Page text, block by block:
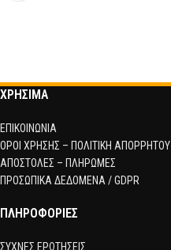
ΧΡΗΣΙΜΑ
ΕΠΙΚΟΙΝΩΝΙΑ
ΟΡΟΙ ΧΡΗΣΗΣ – ΠΟΛΙΤΙΚΗ ΑΠΟΡΡΗΤΟΥ
ΑΠΟΣΤΟΛΕΣ – ΠΛΗΡΩΜΕΣ
ΠΡΟΣΩΠΙΚΑ ΔΕΔΟΜΕΝΑ / GDPR
ΠΛΗΡΟΦΟΡΙΕΣ
ΣΥΧΝΕΣ ΕΡΩΤΗΣΕΙΣ